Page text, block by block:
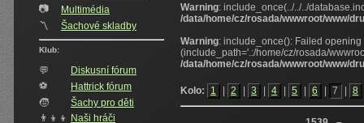
📷
Multimédia
〽️
Šachové skladby
Klub:
💬
Diskusní fórum
⚽
Hattrick fórum
🧒
Šachy pro děti
👨‍👦‍👦 Naši hráči
Warning: include_once(../../../
/data/home/cz/rosada/wwwroot/www/
Warning: include_once(): Failed
(include_path='.:/home/cz/rosada/
/data/home/cz/rosada/wwwroot/www/
Kolo: 1 2 3 4 5 6 7 8